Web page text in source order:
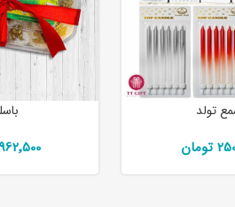
تولد
962٬500 تومان